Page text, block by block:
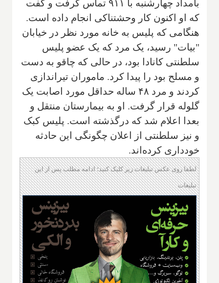
بامداد چهارشنبه با ۹۱۱ تماس گرفت و گفت
که او اکنون کار وحشتناکی انجام داده است.
هنگامی که پلیس به خانه‌ مورد نظر در خیابان
"بیات" رسید، یک مرد که یک عضو پلیس
سلطنتی کانادا بود، در حالی که چاقو به دست
و مسلح بود را پیدا کرد. ماموران تیراندازی
کردند و مرد ۴۸ ساله حداقل مورد اصابت یک
گلوله قرار گرفت. او به بیمارستان منتقل و
بعدا اعلام شد که درگذشته است. پلیس کبک
و نیز سلطنتی از اعلان چگونگی این حادثه
خودداری کرده‌اند.
لطفا روی عکس تبلیغات زیر کلیک کنید؛ ادامه مطلب پس از این
تبلیغات